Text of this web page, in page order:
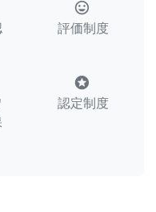
tag_faces
評価制度
stars
認定制度